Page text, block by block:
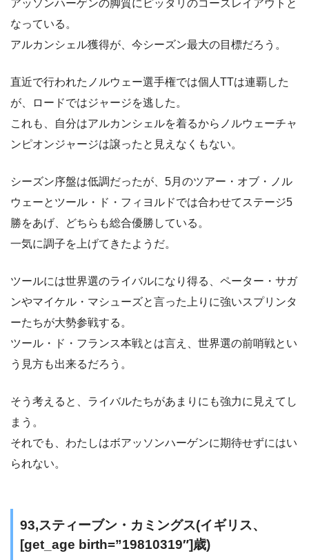
アッソンハーゲンの脚質にピッタリのコースレイアウトと
なっている。
アルカンシェル獲得が、今シーズン最大の目標だろう。
直近で行われたノルウェー選手権では個人TTは連覇した
が、ロードではジャージを逃した。
これも、自分はアルカンシェルを着るからノルウェーチャ
ンピオンジャージは譲ったと見えなくもない。
シーズン序盤は低調だったが、5月のツアー・オブ・ノル
ウェーとツール・ド・フィヨルドでは合わせてステージ5
勝をあげ、どちらも総合優勝している。
一気に調子を上げてきたようだ。
ツールには世界選のライバルになり得る、ペーター・サガ
ンやマイケル・マシューズと言った上りに強いスプリンタ
ーたちが大勢参戦する。
ツール・ド・フランス本戦とは言え、世界選の前哨戦とい
う見方も出来るだろう。
そう考えると、ライバルたちがあまりにも強力に見えてし
まう。
それでも、わたしはボアッソンハーゲンに期待せずにはい
られない。
93,スティーブン・カミングス(イギリス、
[get_age birth=”19810319″]歳)